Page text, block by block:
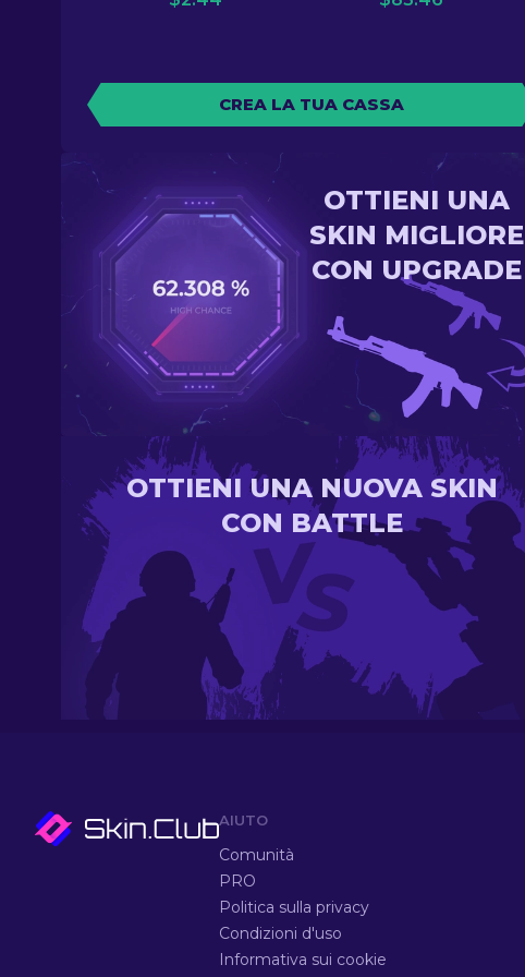
CREA LA TUA CASSA
OTTIENI UNA
SKIN MIGLIORE
CON UPGRADE
OTTIENI UNA NUOVA SKIN
CON BATTLE
AIUTO
Comunità
PRO
Politica sulla privacy
Condizioni d'uso
Informativa sui cookie